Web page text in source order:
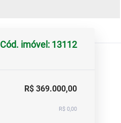
Cód. imóvel: 13112
R$ 369.000,00
R$ 0,00